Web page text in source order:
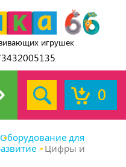
игрушек
0
Оборудование для
Цифры и